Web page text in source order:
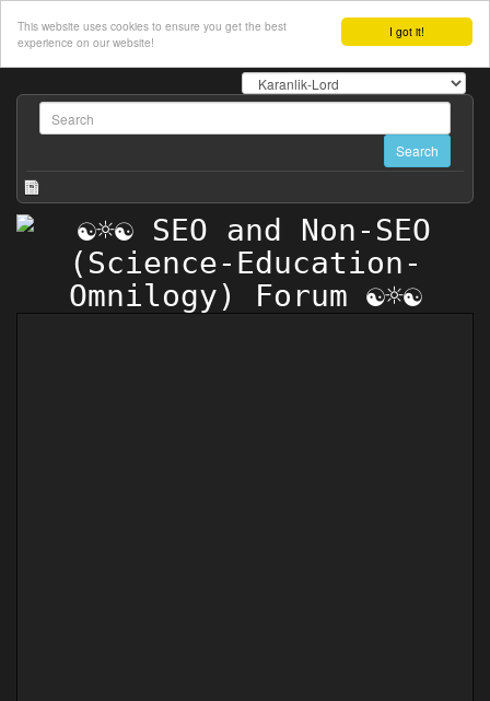
I got it!
This website uses cookies to ensure you get the best
experience on our website!